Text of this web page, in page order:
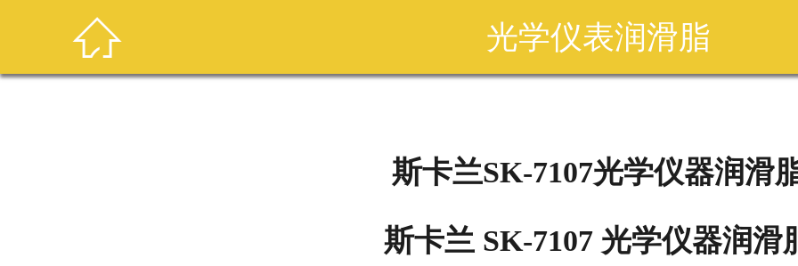
 光学仪表润滑脂
斯卡兰SK-7107光学仪器润滑
斯卡兰 SK-7107 光学仪器润滑